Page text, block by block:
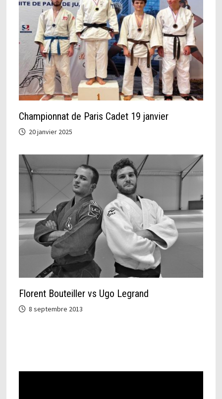
Championnat de Paris Cadet 19 janvier
20 janvier 2025
Florent Bouteiller vs Ugo Legrand
8 septembre 2013